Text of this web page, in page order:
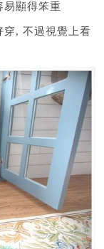
易顯得笨重
穿, 不過視覺上看